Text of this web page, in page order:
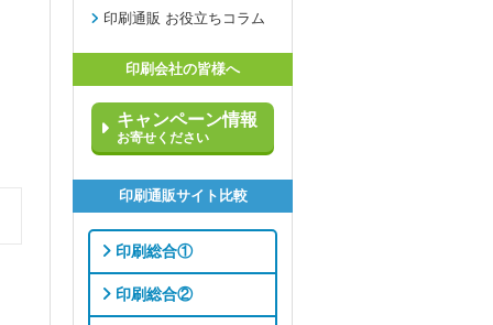
印刷通販 お役立ちコラム
印刷会社の皆様へ
キャンペーン情報
お寄せください
印刷通販サイト比較
印刷総合①
印刷総合②